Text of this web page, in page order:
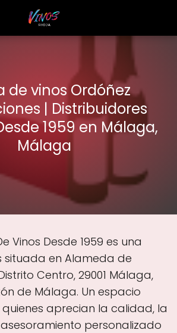
de vinos Ordóñez
| Distribuidores
1959 en Málaga,
Málaga
Vinos Desde 1959 es una
situada en Alameda de
Centro, 29001 Málaga,
de Málaga. Un espacio
aprecian la calidad, la
personalizado